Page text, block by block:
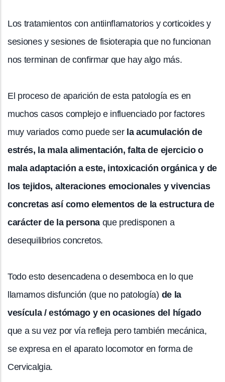
Los tratamientos con antiinflamatorios y corticoides y
sesiones y sesiones de fisioterapia que no funcionan
nos terminan de confirmar que hay algo más.
El proceso de aparición de esta patología es en
muchos casos complejo e influenciado por factores
muy variados como puede ser la acumulación de
estrés, la mala alimentación, falta de ejercicio o
mala adaptación a este, intoxicación orgánica y de
los tejidos, alteraciones emocionales y vivencias
concretas así como elementos de la estructura de
carácter de la personaque predisponen a
desequilibrios concretos.
Todo esto desencadena o desemboca en lo que
llamamos disfunción (que no patología) de la
vesícula / estómago y en ocasiones del hígado
que a su vez por vía refleja pero también mecánica,
se expresa en el aparato locomotor en forma de
Cervicalgia.